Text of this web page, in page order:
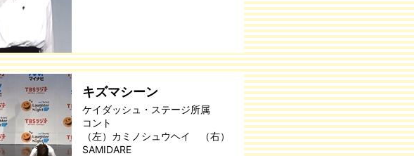
キズマシーン
ケイダッシュ・ステージ所属
コント
（左）カミノシュウヘイ （右）
SAMIDARE